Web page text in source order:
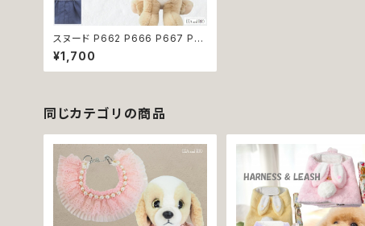
スヌード P662 P666 P667 P6
70 P673 P674 P765 カチュー
シャ 花柄 小花柄 バラ 薔薇 無地
濡れ防止 汚れ防止 ドッグウェア
品交換不可
¥1,700
同じカテゴリの商品